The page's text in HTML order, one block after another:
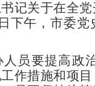
记关于在全
日下午，市委
员要提高政
作措施和项目